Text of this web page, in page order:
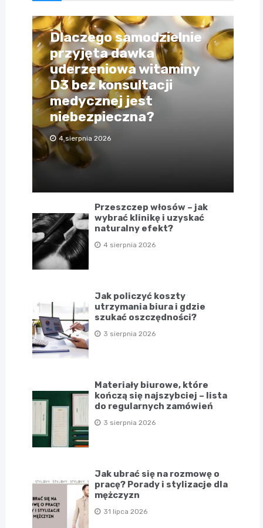
Dlaczego samodzielnie
przyjęta dawka
uderzeniowa witaminy
D3 bez konsultacji
medycznej jest
niebezpieczna?
4 sierpnia 2026
Przeszczep włosów – jak
wybrać klinikę i uzyskać
naturalny efekt?
4 sierpnia 2026
Jak policzyć koszty
utrzymania biura i gdzie
szukać oszczędności?
3 sierpnia 2026
Materiały biurowe, które
kończą się najszybciej – lista
do regularnych zamówień
3 sierpnia 2026
Jak ubrać się na rozmowę o
pracę? Porady i stylizacje dla
mężczyzn
31 lipca 2026